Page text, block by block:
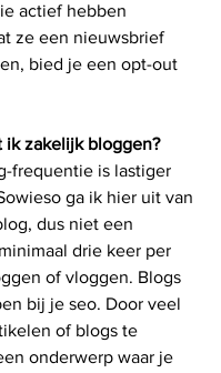
actief hebben
ze een nieuwsbrief
bied je een opt-out
ik zakelijk bloggen?
frequentie is lastiger
ga ik hier uit van
dus niet een
drie keer per
of vloggen. Blogs
bij je seo. Door veel
of blogs te
onderwerp waar je